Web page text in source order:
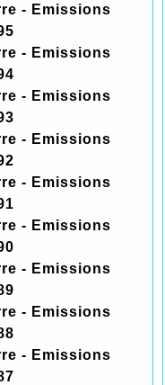
- Emissions
- Emissions
- Emissions
- Emissions
- Emissions
- Emissions
- Emissions
- Emissions
- Emissions